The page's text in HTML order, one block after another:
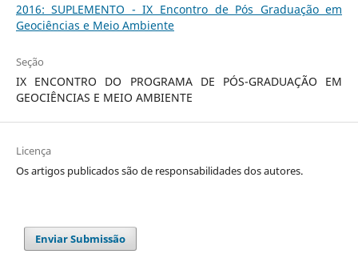
2016: SUPLEMENTO - IX Encontro de Pós Graduação em
Geociências e Meio Ambiente
Seção
IX ENCONTRO DO PROGRAMA DE PÓS-GRADUAÇÃO EM
GEOCIÊNCIAS E MEIO AMBIENTE
Licença
Os artigos publicados são de responsabilidades dos autores.
Enviar Submissão